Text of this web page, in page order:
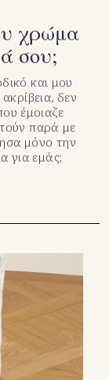
χρώμα
σου;
και μου
δεν
έμοιαζε
παρά με
μόνο την
για εμάς;